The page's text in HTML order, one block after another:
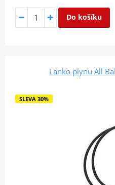
Do košíku
Lanko plynu All
SLEVA 30%